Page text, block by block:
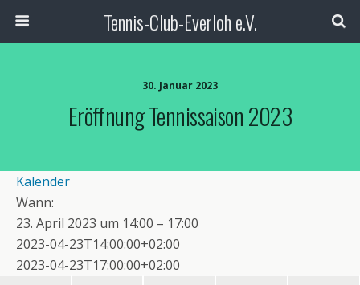
Tennis-Club-Everloh e.V.
30. Januar 2023
Eröffnung Tennissaison 2023
Kalender
Wann:
23. April 2023 um 14:00 – 17:00
2023-04-23T14:00:00+02:00
2023-04-23T17:00:00+02:00